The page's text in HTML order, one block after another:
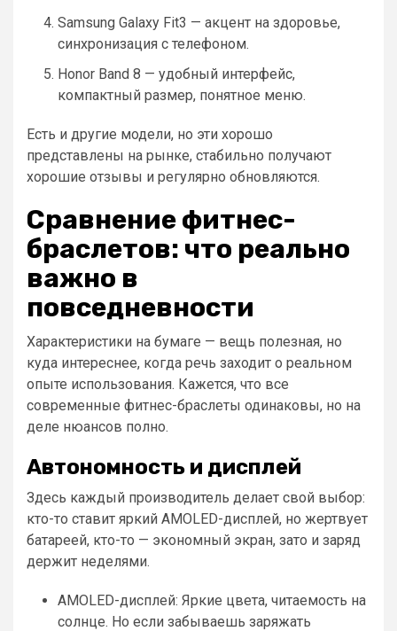
Samsung Galaxy Fit3 — акцент на здоровье,
синхронизация с телефоном.
Honor Band 8 — удобный интерфейс,
компактный размер, понятное меню.
Есть и другие модели, но эти хорошо
представлены на рынке, стабильно получают
хорошие отзывы и регулярно обновляются.
Сравнение фитнес-
браслетов: что реально
важно в
повседневности
Характеристики на бумаге — вещь полезная, но
куда интереснее, когда речь заходит о реальном
опыте использования. Кажется, что все
современные фитнес-браслеты одинаковы, но на
деле нюансов полно.
Автономность и дисплей
Здесь каждый производитель делает свой выбор:
кто-то ставит яркий AMOLED-дисплей, но жертвует
батареей, кто-то — экономный экран, зато и заряд
держит неделями.
AMOLED-дисплей: Яркие цвета, читаемость на
солнце. Но если забываешь заряжать